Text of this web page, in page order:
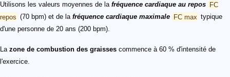
Utilisons les valeurs moyennes de la fréquence cardiaque au repos FC
repos (70 bpm) et de la fréquence cardiaque maximale FC max typique
d'une personne de 20 ans (200 bpm).
La zone de combustion des graisses commence à 60 % d'intensité de
l'exercice.